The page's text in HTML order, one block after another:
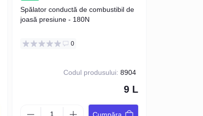
Spălator conductă de combustibil de
joasă presiune - 180N
0
Codul produsului: 8904
9 L
Cumpăra